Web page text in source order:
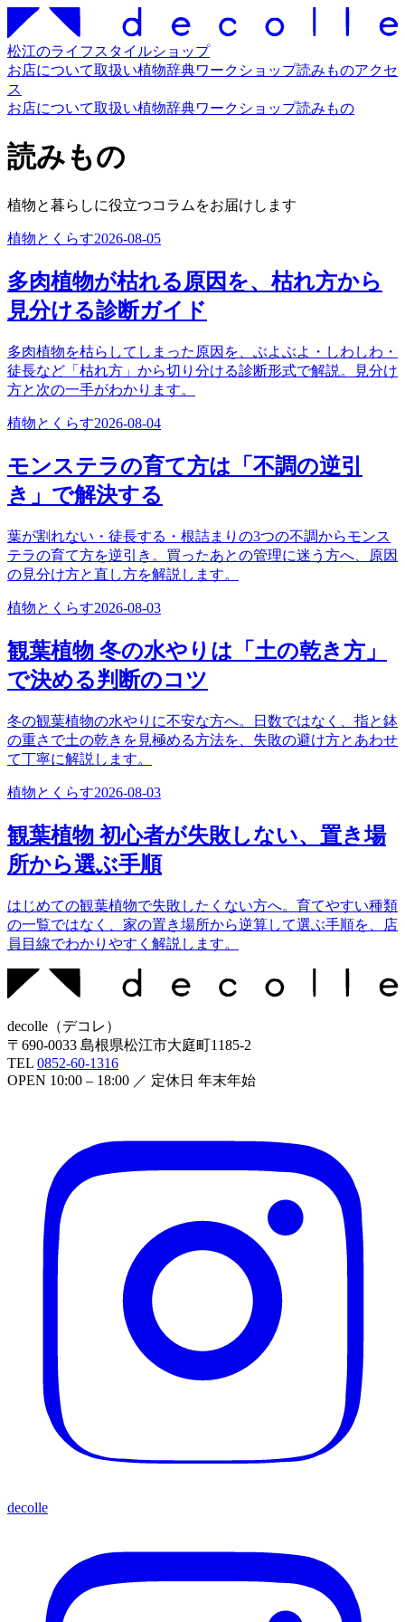
松江のライフスタイルショップ
お店について取扱い植物辞典ワークショップ読みものアクセ
ス
お店について取扱い植物辞典ワークショップ読みもの
読みもの
植物と暮らしに役立つコラムをお届けします
植物とくらす2026-08-05
多肉植物が枯れる原因を、枯れ方から
見分ける診断ガイド
多肉植物を枯らしてしまった原因を、ぶよぶよ・しわしわ・
徒長など「枯れ方」から切り分ける診断形式で解説。見分け
方と次の一手がわかります。
植物とくらす2026-08-04
モンステラの育て方は「不調の逆引
き」で解決する
葉が割れない・徒長する・根詰まりの3つの不調からモンス
テラの育て方を逆引き。買ったあとの管理に迷う方へ、原因
の見分け方と直し方を解説します。
植物とくらす2026-08-03
観葉植物 冬の水やりは「土の乾き方」
で決める判断のコツ
冬の観葉植物の水やりに不安な方へ。日数ではなく、指と鉢
の重さで土の乾きを見極める方法を、失敗の避け方とあわせ
て丁寧に解説します。
植物とくらす2026-08-03
観葉植物 初心者が失敗しない、置き場
所から選ぶ手順
はじめての観葉植物で失敗したくない方へ。育てやすい種類
の一覧ではなく、家の置き場所から逆算して選ぶ手順を、店
員目線でわかりやすく解説します。
decolle （デコレ ）
〒 690-0033 島根県松江市大庭町1185-2
TEL 0852-60-1316
OPEN 10:00 – 18:00 ／ 定休日 年末年始
decolle